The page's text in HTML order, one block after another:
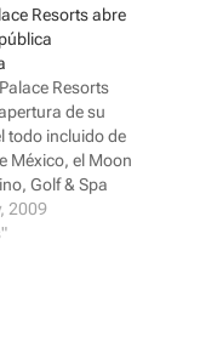
Resorts abre
Resorts
de su
todo incluido de
México, el Moon
Golf & Spa
Cana, en
El
2009